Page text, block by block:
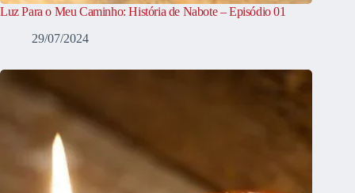
Luz Para o Meu Caminho: História de Nabote – Episódio 01
29/07/2024